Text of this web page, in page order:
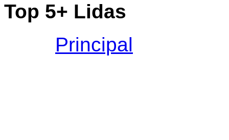
Top 5+ Lidas
Principal